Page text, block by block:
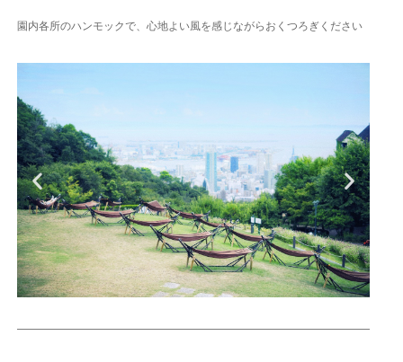
園内各所のハンモックで、 心地よい風を感じながらおくつろぎください